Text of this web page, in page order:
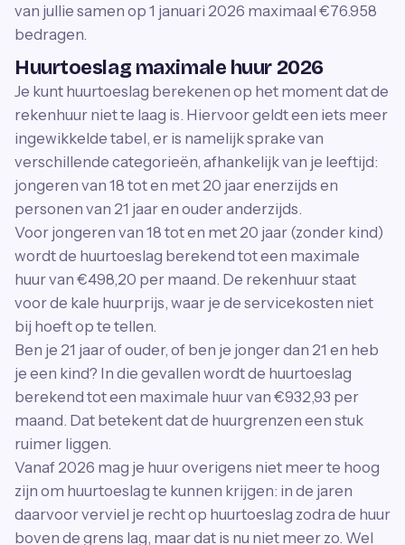
van jullie samen op 1 januari 2026 maximaal €76.958
bedragen.
Huurtoeslag maximale huur 2026
Je kunt huurtoeslag berekenen op het moment dat de
rekenhuur niet te laag is. Hiervoor geldt een iets meer
ingewikkelde tabel, er is namelijk sprake van
verschillende categorieën, afhankelijk van je leeftijd:
jongeren van 18 tot en met 20 jaar enerzijds en
personen van 21 jaar en ouder anderzijds.
Voor jongeren van 18 tot en met 20 jaar (zonder kind)
wordt de huurtoeslag berekend tot een maximale
huur van €498,20 per maand. De rekenhuur staat
voor de kale huurprijs, waar je de servicekosten niet
bij hoeft op te tellen.
Ben je 21 jaar of ouder, of ben je jonger dan 21 en heb
je een kind? In die gevallen wordt de huurtoeslag
berekend tot een maximale huur van €932,93 per
maand. Dat betekent dat de huurgrenzen een stuk
ruimer liggen.
Vanaf 2026 mag je huur overigens niet meer te hoog
zijn om huurtoeslag te kunnen krijgen: in de jaren
daarvoor verviel je recht op huurtoeslag zodra de huur
boven de grens lag, maar dat is nu niet meer zo. Wel